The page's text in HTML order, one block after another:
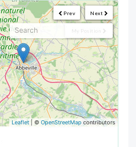
Next
Prev
My Position
Leaflet | © OpenStreetMap contributors